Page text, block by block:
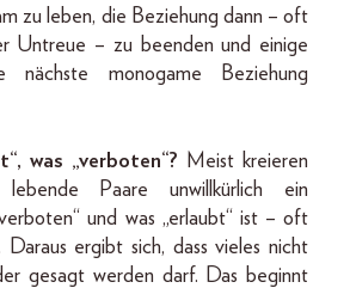
zu leben, die Beziehung dann – oft
Untreue – zu beenden und einige
monogame Beziehung
was „verboten“? Meist kreieren
Paare unwillkürlich ein
und was „erlaubt“ ist – oft
Daraus ergibt sich, dass vieles nicht
gesagt werden darf. Das beginnt